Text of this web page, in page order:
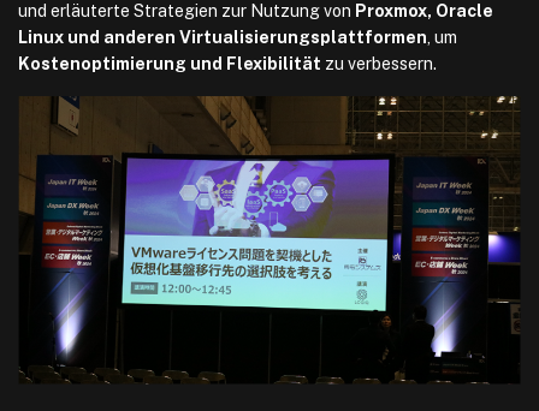
und erläuterte Strategien zur Nutzung von Proxmox, Oracle
Linux und anderen Virtualisierungsplattformen , um
Kostenoptimierung und Flexibilität zu verbessern.